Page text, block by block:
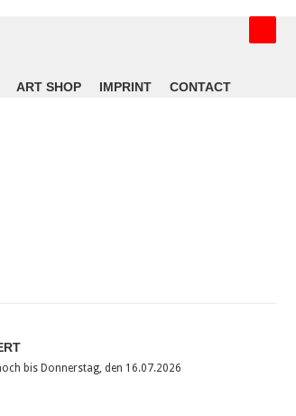
ART SHOP IMPRINT CONTACT
bis Donnerstag, den 16.07.2026